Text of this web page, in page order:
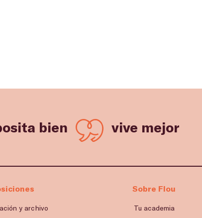
bien vive mejor
y archivo
Sobre Flou
Tu academia